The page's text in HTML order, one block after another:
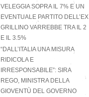
VELEGGIA SOPRA IL 7% E UN
EVENTUALE PARTITO DELL’EX
GRILLINO VARREBBE TRA IL 2
E IL 3.5%
“DALL’ITALIA UNA MISURA
RIDICOLA E
IRRESPONSABILE”: SIRA
REGO, MINISTRA DELLA
GIOVENTÙ DEL GOVERNO